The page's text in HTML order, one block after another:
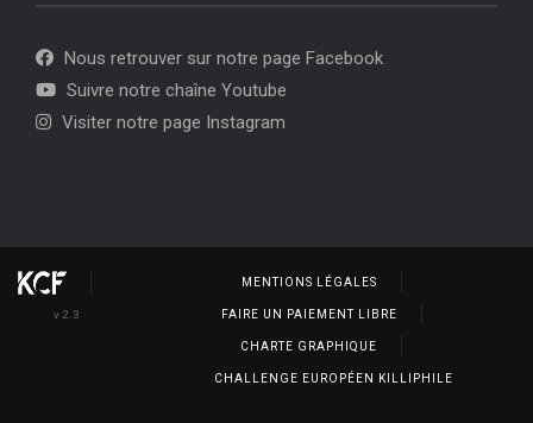
Nous retrouver sur notre page Facebook
Suivre notre chaîne Youtube
Visiter notre page Instagram
v 2.3
MENTIONS LÉGALES
FAIRE UN PAIEMENT LIBRE
CHARTE GRAPHIQUE
CHALLENGE EUROPÉEN KILLIPHILE